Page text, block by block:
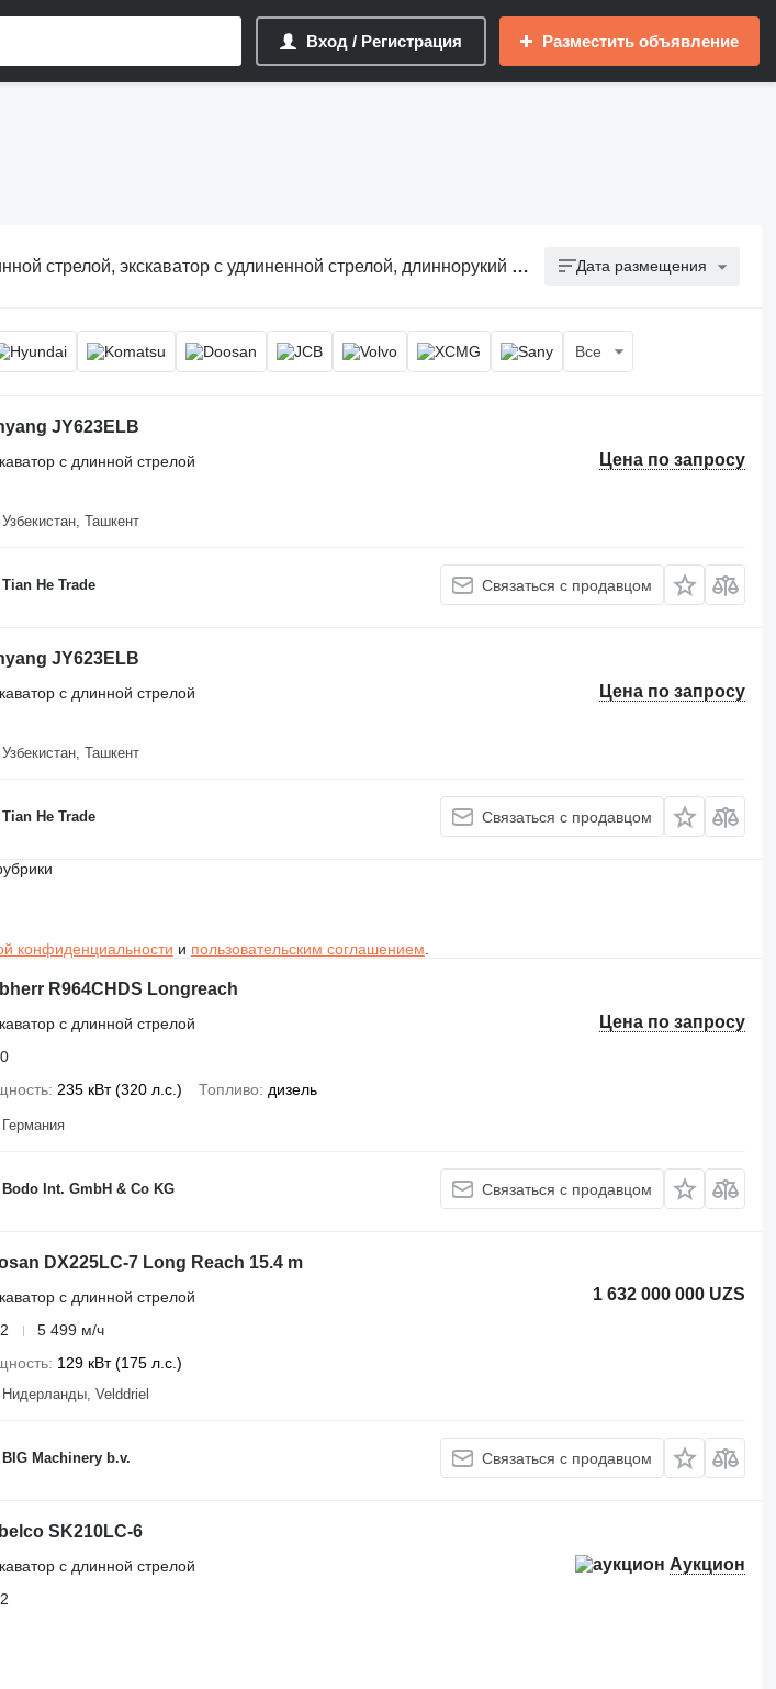
Вход / Регистрация Разместить объявление
стрелой, экскаватор с удлиненной стрелой, длиннорукий экскаватор Дата размещения
Все
JY623ELB
Цена по запросу
с длинной стрелой
Узбекистан, Ташкент
Tian He Trade Связаться с продавцом
JY623ELB
Цена по запросу
с длинной стрелой
Узбекистан, Ташкент
Tian He Trade Связаться с продавцом
конфиденциальности и пользовательским соглашением
R964CHDS Longreach
Цена по запросу
с длинной стрелой
235 кВт (320 л.с.) Топливо дизель
Германия
Bodo Int. GmbH & Co KG Связаться с продавцом
DX225LC-7 Long Reach 15.4 m
1 632 000 000 UZS
с длинной стрелой
5 499 м/ч
129 кВт (175 л.с.)
Нидерланды, Velddriel
BIG Machinery b.v. Связаться с продавцом
SK210LC-6
Аукцион
с длинной стрелой